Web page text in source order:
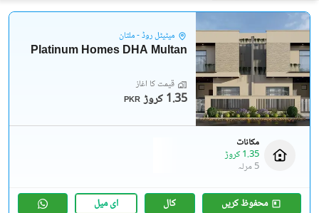
میٹیٹل روڈ - ملتان
Platinum Homes DHA Multan
قیمت کا آغاز
PKR 1.35 کروڑ
مکانات
1.35 کروڑ
5 مرلہ
محفوظ کریں کال ای میل